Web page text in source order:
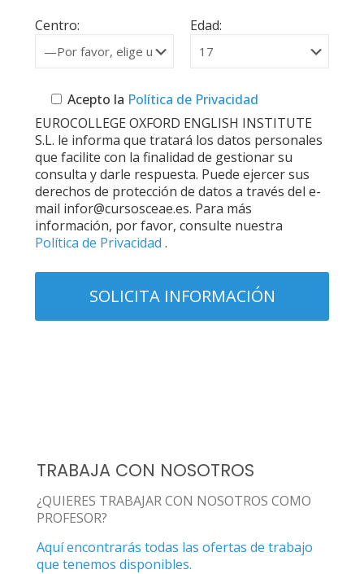
Centro: Edad:
Acepto la Política de Privacidad
EUROCOLLEGE OXFORD ENGLISH INSTITUTE
S.L. le informa que tratará los datos personales
que facilite con la finalidad de gestionar su
consulta y darle respuesta. Puede ejercer sus
derechos de protección de datos a través del e-
mail infor@cursosceae.es. Para más
información, por favor, consulte nuestra
Política de Privacidad .
TRABAJA CON NOSOTROS
¿QUIERES TRABAJAR CON NOSOTROS COMO
PROFESOR?
Aquí encontrarás todas las ofertas de trabajo
que tenemos disponibles.